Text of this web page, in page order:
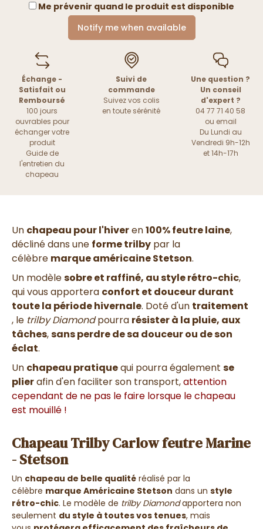
Me prévenir quand le produit est disponible
Notify me when available
Échange -
Satisfait ou
Remboursé
100 jours
ouvrables pour
échanger votre
produit
Guide de
l'entretien du
chapeau
Suivi de
commande
Suivez vos colis
en toute sérénité
Une question ?
Un conseil
d'expert ?
04 77 71 40 58
ou email
Du Lundi au
Vendredi 9h-12h
et 14h-17h
Un chapeau pour l'hiveren100% feutre laine,
décliné dans une forme trilby par la
célèbre marque américaine Stetson.
Un modèlesobre et raffiné, au style rétro-chic,
qui vous apportera confort et douceur durant
toute la période hivernale. Doté d'un traitement
, le trilby Diamondpourra résister à la pluie, aux
tâches,sans perdre de sa douceur ou de son
éclat.
Un chapeau pratiquequi pourra également se
plierafin d'en faciliter son transport,attention
cependant de ne pas le faire lorsque le chapeau
est mouillé !
Chapeau Trilby Carlow feutre Marine
- Stetson
Un chapeau de belle qualité réalisé par la
célèbre marque Américaine Stetson dans un style
rétro-chic. Le modèle de trilby Diamondapportera non
seulement du style à toutes vos tenues, mais